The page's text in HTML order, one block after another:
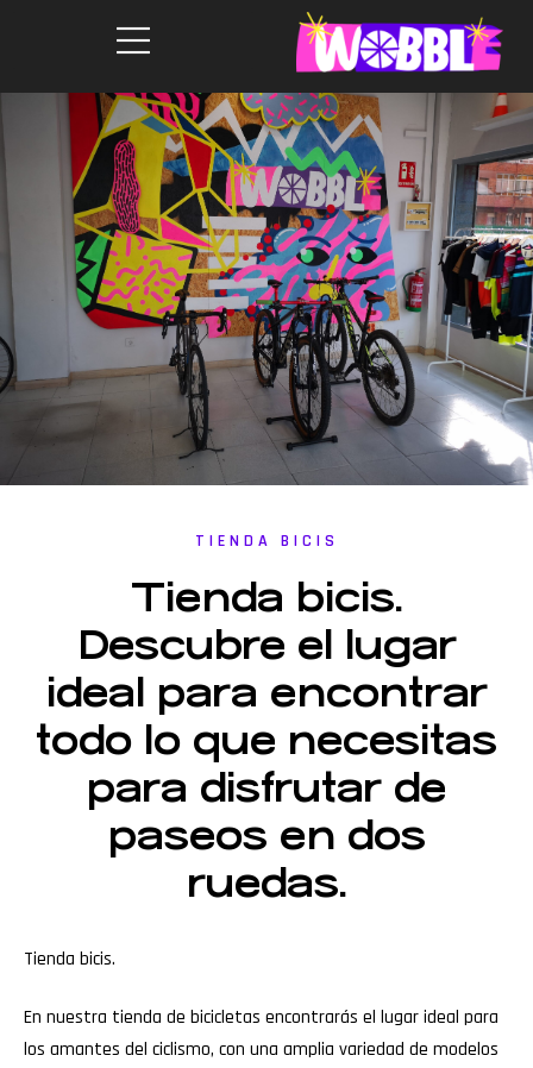
TIENDA BICIS
Tienda bicis.
Descubre el lugar
ideal para encontrar
todo lo que necesitas
para disfrutar de
paseos en dos
ruedas.
Tienda bicis.
En nuestra tienda de bicicletas encontrarás el lugar ideal para
los amantes del ciclismo, con una amplia variedad de modelos